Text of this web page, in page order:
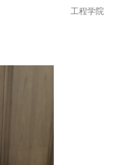
工程学院